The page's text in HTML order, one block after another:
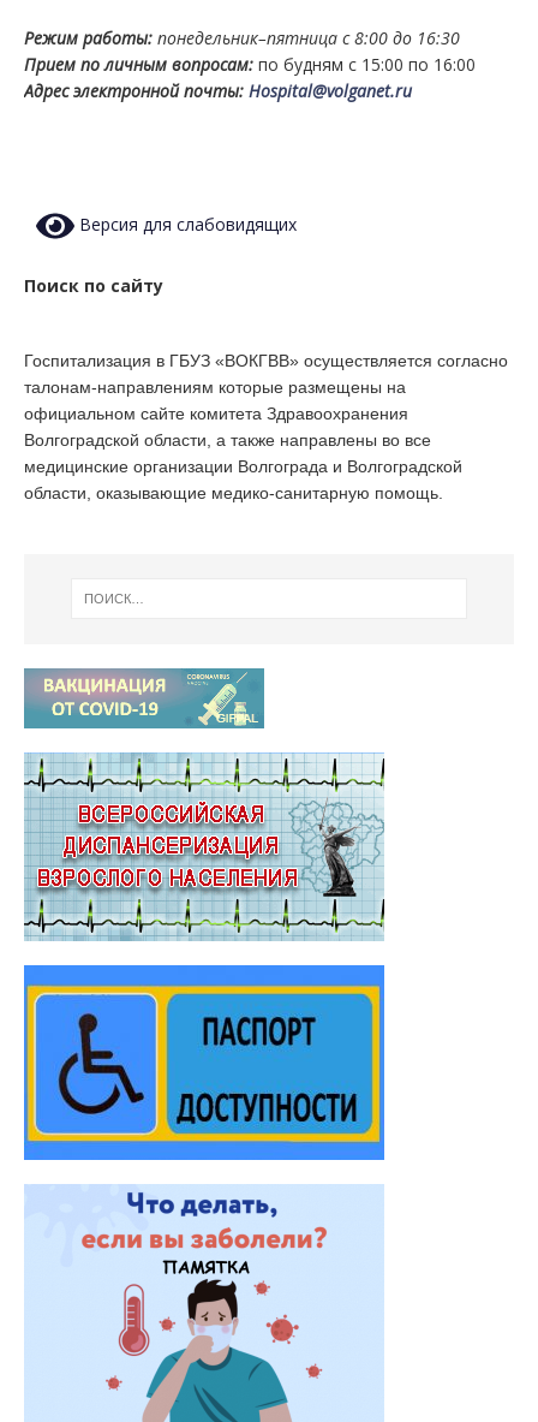
Режим работы: понедельник–пятница с 8:00 до 16:30
Прием по личным вопросам: по будням с 15:00 по 16:00
Адрес электронной почты: Hospital@volganet.ru
Версия для слабовидящих
Поиск по сайту
Госпитализация в ГБУЗ «ВОКГВВ» осуществляется согласно
талонам-направлениям которые размещены на
официальном сайте комитета Здравоохранения
Волгоградской области, а также направлены во все
медицинские организации Волгограда и Волгоградской
области, оказывающие медико-санитарную помощь.